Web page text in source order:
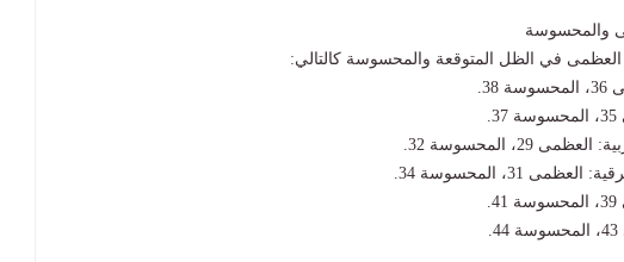
والمحسوسة
في الظل المتوقعة والمحسوسة كالتالي:
29، المحسوسة 32.
31، المحسوسة 34.